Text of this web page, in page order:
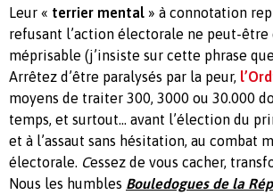
Leur « terrier mental » à connotation
refusant l’action électorale ne peut-être
méprisable (j’insiste sur cette phrase
Arrêtez d’être paralysés par la peur,
moyens de traiter 300, 3000 ou 30.000
temps, et surtout... avant l’élection du
et à l’assaut sans hésitation, au combat
électorale. Cessez de vous cacher,
Nous les humbles Bouledogues de la